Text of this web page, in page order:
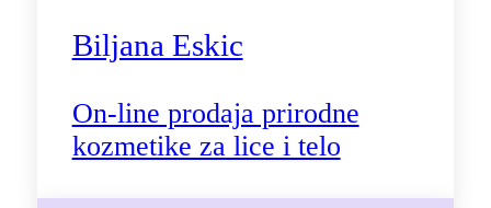
Biljana Eskic
On-line prodaja prirodne
kozmetike za lice i telo